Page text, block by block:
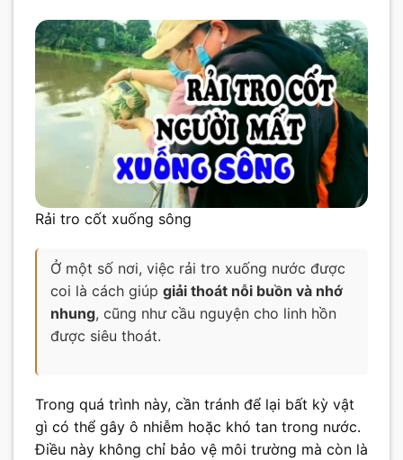
Rải tro cốt xuống sông
Ở một số nơi, việc rải tro xuống nước được
coi là cách giúp giải thoát nỗi buồn và nhớ
nhung, cũng như cầu nguyện cho linh hồn
được siêu thoát.
Trong quá trình này, cần tránh để lại bất kỳ vật
gì có thể gây ô nhiễm hoặc khó tan trong nước.
Điều này không chỉ bảo vệ môi trường mà còn là